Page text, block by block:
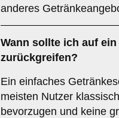
anderes
Wann sollte ich auf
zurückgreifen?
Ein einfaches
meisten Nutzer
bevorzugen und keine